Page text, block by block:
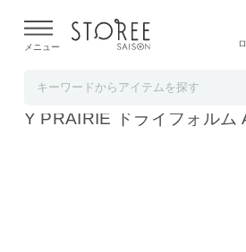
よる配送遅延が発生しております。
メニュー
フェイスタオル 4枚 セット
Y PRAIRIE ドライフォルム